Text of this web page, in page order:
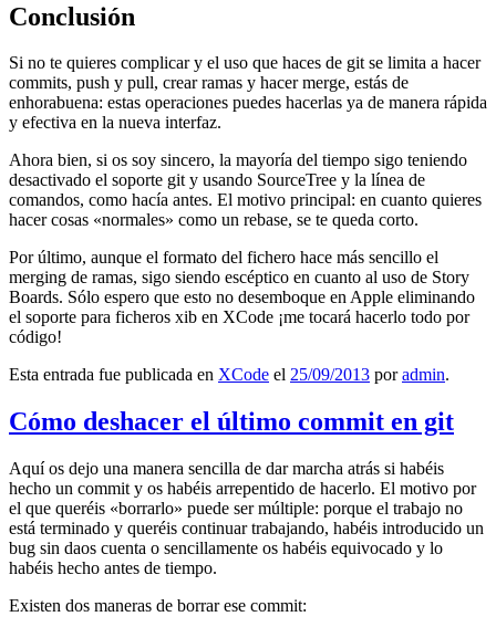
Conclusión
Si no te quieres complicar y el uso que haces de git se limita a hacer
commits, push y pull, crear ramas y hacer merge, estás de
enhorabuena: estas operaciones puedes hacerlas ya de manera rápida
y efectiva en la nueva interfaz.
Ahora bien, si os soy sincero, la mayoría del tiempo sigo teniendo
desactivado el soporte git y usando SourceTree y la línea de
comandos, como hacía antes. El motivo principal: en cuanto quieres
hacer cosas «normales» como un rebase, se te queda corto.
Por último, aunque el formato del fichero hace más sencillo el
merging de ramas, sigo siendo escéptico en cuanto al uso de Story
Boards. Sólo espero que esto no desemboque en Apple eliminando
el soporte para ficheros xib en XCode ¡me tocará hacerlo todo por
código!
Esta entrada fue publicada en XCode el 25/09/2013 poradmin.
Cómo deshacer el último commit en git
Aquí os dejo una manera sencilla de dar marcha atrás si habéis
hecho un commit y os habéis arrepentido de hacerlo. El motivo por
el que queréis «borrarlo» puede ser múltiple: porque el trabajo no
está terminado y queréis continuar trabajando, habéis introducido un
bug sin daos cuenta o sencillamente os habéis equivocado y lo
habéis hecho antes de tiempo.
Existen dos maneras de borrar ese commit: